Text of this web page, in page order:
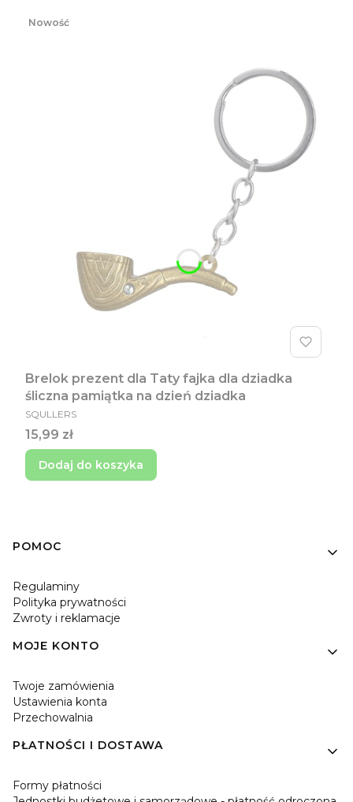
Nowość
Brelok prezent dla Taty fajka dla dziadka
śliczna pamiątka na dzień dziadka
PRODUCENT
SQULLERS
Cena
15,99 zł
Dodaj do koszyka
Linki w stopce
POMOC
Regulaminy
Polityka prywatności
Zwroty i reklamacje
MOJE KONTO
Twoje zamówienia
Ustawienia konta
Przechowalnia
PŁATNOŚCI I DOSTAWA
Formy płatności